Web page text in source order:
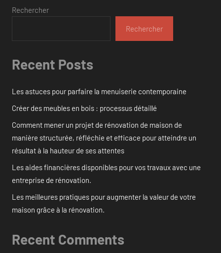
Rechercher
Rechercher
Recent Posts
Les astuces pour parfaire la menuiserie contemporaine
Créer des meubles en bois : processus détaillé
Comment mener un projet de rénovation de maison de
manière structurée, réfléchie et efficace pour atteindre un
résultat à la hauteur de ses attentes
Les aides financières disponibles pour vos travaux avec une
entreprise de rénovation.
Les meilleures pratiques pour augmenter la valeur de votre
maison grâce à la rénovation.
Recent Comments